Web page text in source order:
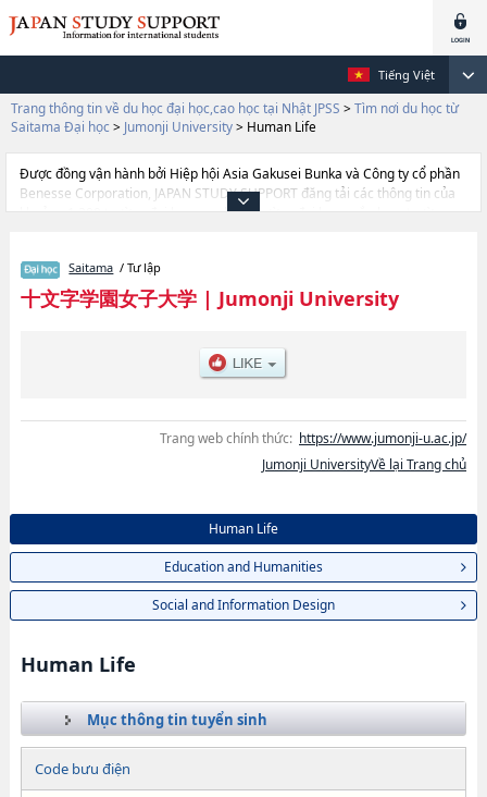
Tiếng Việt
Trang thông tin về du học đại học,cao học tại Nhật JPSS > Tìm nơi du học từ
Saitama Đại học > Jumonji University> Human Life
Được đồng vận hành bởi Hiệp hội Asia Gakusei Bunka và Công ty cổ phần
Benesse Corporation, JAPAN STUDY SUPPORT đăng tải các thông tin của
khoảng 1.300 trường đại học, cao học, trường đại học ngắn hạn, trường
cần thiết dành cho du học sinh, như là về các Ngành Human
LifehoặcNgành Education and HumanitieshoặcNgành Social and
Information Design, thông tin về từng ngành học, thông tin liên quan đến
Saitama / Tư lập
十文字学園女子大学| Jumonji University
Trang web chính thức: https://www.jumonji-u.ac.jp/
Jumonji UniversityVề lại Trang chủ
Human Life
Education and Humanities
Social and Information Design
Human Life
Mục thông tin tuyển sinh
Code bưu điện